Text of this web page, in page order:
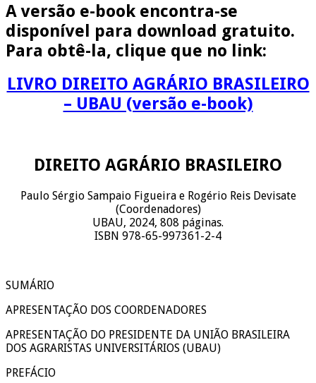
A versão e-book encontra-se
disponível para download gratuito.
Para obtê-la, clique que no link:
LIVRO DIREITO AGRÁRIO BRASILEIRO
– UBAU (versão e-book)
DIREITO AGRÁRIO BRASILEIRO
Paulo Sérgio Sampaio Figueira e Rogério Reis Devisate
(Coordenadores)
UBAU, 2024, 808 páginas.
ISBN 978-65-997361-2-4
SUMÁRIO
APRESENTAÇÃO DOS COORDENADORES
APRESENTAÇÃO DO PRESIDENTE DA UNIÃO BRASILEIRA
DOS AGRARISTAS UNIVERSITÁRIOS (UBAU)
PREFÁCIO